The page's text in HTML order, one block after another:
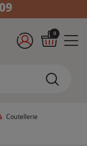
0
Coutellerie